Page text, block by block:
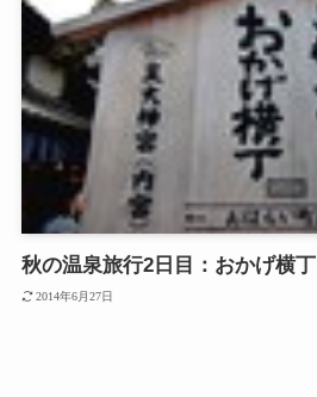
秋の温泉旅行2日目：おかげ横丁
2014年6月27日